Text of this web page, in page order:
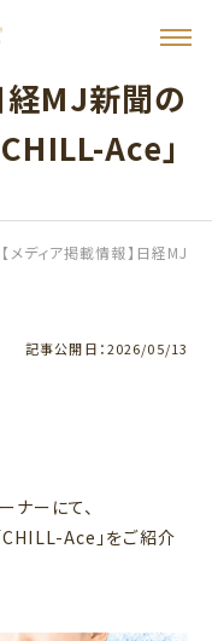
経MJ新聞の
Ace」
【メディア掲載情報】日経MJ
記事公開日：2026/05/13
ナーにて、
Ace」をご紹介